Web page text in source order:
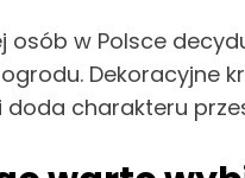
osób w Polsce
Dekoracyjne
doda charakteru